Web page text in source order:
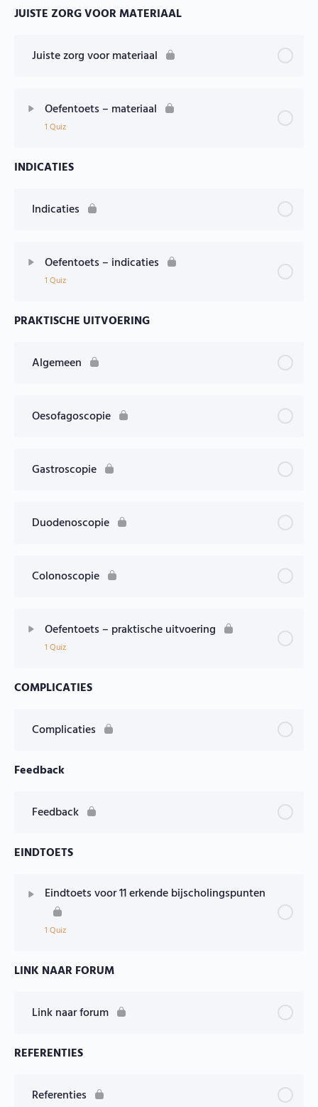
JUISTE ZORG VOOR MATERIAAL
Juiste zorg voor materiaal
Oefentoets – materiaal
1 Quiz
Les Inhoud
Oefentoets – materiaal
INDICATIES
Indicaties
Oefentoets – indicaties
1 Quiz
Les Inhoud
Oefentoets – indicaties
PRAKTISCHE UITVOERING
Algemeen
Oesofagoscopie
Gastroscopie
Duodenoscopie
Colonoscopie
Oefentoets – praktische uitvoering
1 Quiz
Les Inhoud
Oefentoets – praktische uitvoering
COMPLICATIES
Complicaties
Feedback
Feedback
EINDTOETS
Eindtoets voor 11 erkende bijscholingspunten
1 Quiz
Les Inhoud
Eindtoets – endoscopie van het maagdarmkanaal bij
LINK NAAR FORUM
Link naar forum
REFERENTIES
Referenties